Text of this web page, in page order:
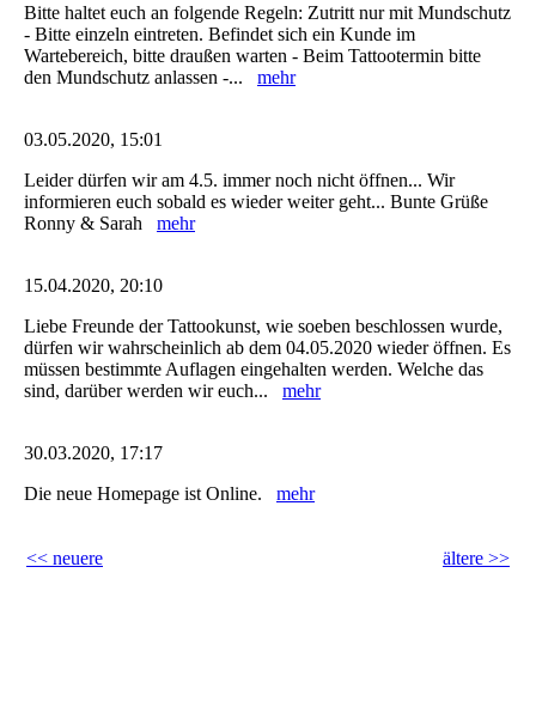
Bitte haltet euch an folgende Regeln: Zutritt nur mit Mundschutz
- Bitte einzeln eintreten. Befindet sich ein Kunde im
Wartebereich, bitte draußen warten - Beim Tattootermin bitte
den Mundschutz anlassen -... mehr
03.05.2020, 15:01
Leider dürfen wir am 4.5. immer noch nicht öffnen... Wir
informieren euch sobald es wieder weiter geht... Bunte Grüße
Ronny & Sarah mehr
15.04.2020, 20:10
Liebe Freunde der Tattookunst, wie soeben beschlossen wurde,
dürfen wir wahrscheinlich ab dem 04.05.2020 wieder öffnen. Es
müssen bestimmte Auflagen eingehalten werden. Welche das
sind, darüber werden wir euch... mehr
30.03.2020, 17:17
Die neue Homepage ist Online. mehr
<< neuere ältere >>